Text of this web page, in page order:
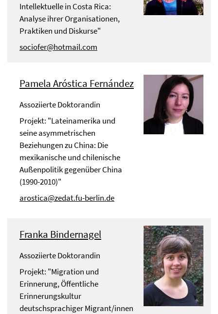
Intellektuelle in Costa Rica:
Analyse ihrer Organisationen,
Praktiken und Diskurse"
sociofer@hotmail.com
Pamela Aróstica Fernández
Assoziierte Doktorandin
Projekt: "Lateinamerika und
seine asymmetrischen
Beziehungen zu China: Die
mexikanische und chilenische
Außenpolitik gegenüber China
(1990-2010)"
arostica@zedat.fu-berlin.de
Franka Bindernagel
Assoziierte Doktorandin
Projekt: "Migration und
Erinnerung, Öffentliche
Erinnerungskultur
deutschsprachiger Migrant/innen